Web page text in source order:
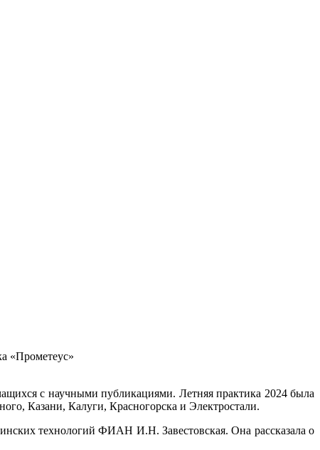
«Прометеус»
с научными публикациями. Летняя практика 2024 была
Казани, Калуги, Красногорска и Электростали.
технологий ФИАН И.Н. Завестовская. Она рассказала о